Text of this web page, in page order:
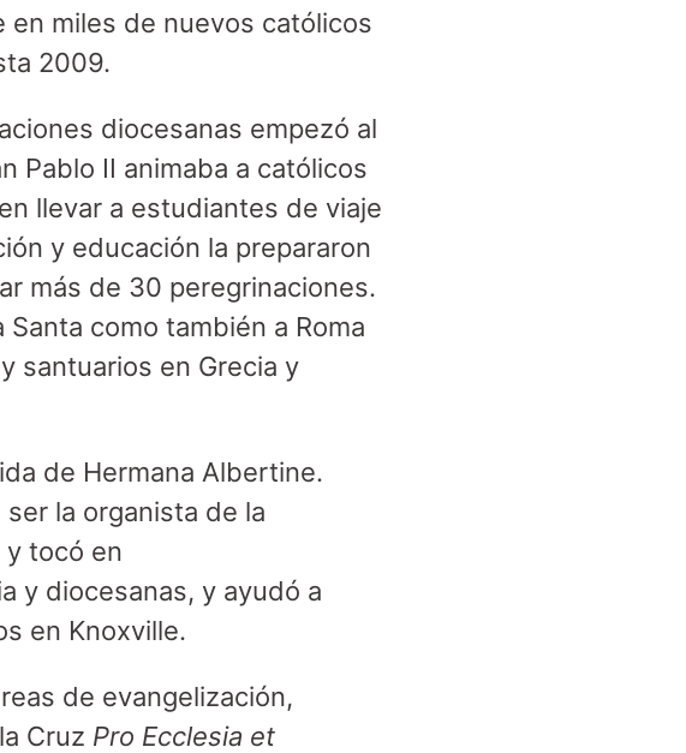
en miles de nuevos católicos
2009.
diocesanas empezó al
Pablo II animaba a católicos
llevar a estudiantes de viaje
y educación la prepararon
más de 30 peregrinaciones.
como también a Roma
santuarios en Grecia y
de Hermana Albertine.
la organista de la
y tocó en
y diocesanas, y ayudó a
en Knoxville.
de evangelización,
Cruz Pro Ecclesia et